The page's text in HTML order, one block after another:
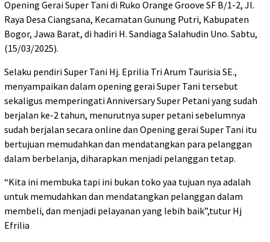
Opening Gerai Super Tani di Ruko Orange Groove SF B/1-2, Jl.
Raya Desa Ciangsana, Kecamatan Gunung Putri, Kabupaten
Bogor, Jawa Barat, di hadiri H. Sandiaga Salahudin Uno. Sabtu,
(15/03/2025).
Selaku pendiri Super Tani Hj. Eprilia Tri Arum Taurisia SE.,
menyampaikan dalam opening gerai Super Tani tersebut
sekaligus memperingati Anniversary Super Petani yang sudah
berjalan ke-2 tahun, menurutnya super petani sebelumnya
sudah berjalan secara online dan Opening gerai Super Tani itu
bertujuan memudahkan dan mendatangkan para pelanggan
dalam berbelanja, diharapkan menjadi pelanggan tetap.
“Kita ini membuka tapi ini bukan toko yaa tujuan nya adalah
untuk memudahkan dan mendatangkan pelanggan dalam
membeli, dan menjadi pelayanan yang lebih baik”,tutur Hj
Efrilia